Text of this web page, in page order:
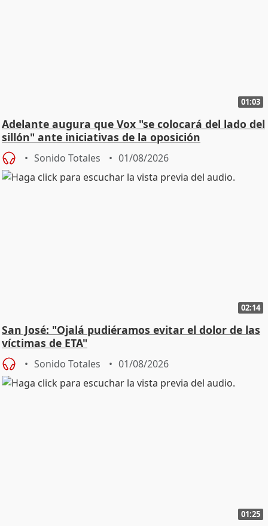
01:03
Adelante augura que Vox "se colocará del lado del
sillón" ante iniciativas de la oposición
Sonido Totales 01/08/2026
02:14
San José: "Ojalá pudiéramos evitar el dolor de las
víctimas de ETA"
Sonido Totales 01/08/2026
01:25